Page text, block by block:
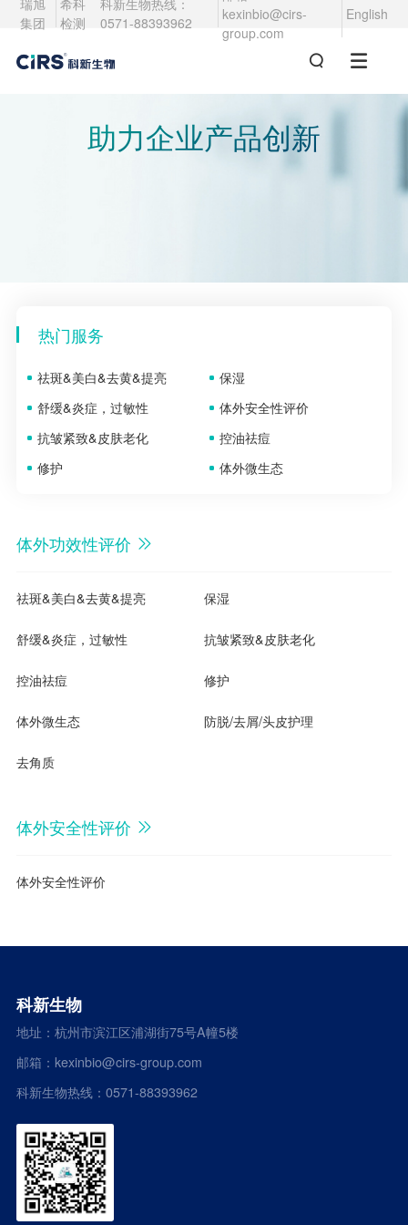
瑞旭
集团
希科
检测
科新生物热线：
0571-88393962
kexinbio@cirs-
group.com
English
助力企业产品创新
热门服务
祛斑&美白&去黄&提亮
保湿
舒缓&炎症，过敏性
体外安全性评价
抗皱紧致&皮肤老化
控油祛痘
修护
体外微生态
体外功效性评价
祛斑&美白&去黄&提亮 保湿
舒缓&炎症，过敏性 抗皱紧致&皮肤老化
控油祛痘 修护
体外微生态 防脱/去屑/头皮护理
去角质
体外安全性评价
体外安全性评价
科新生物
地址：杭州市滨江区浦湖街75号A幢5楼
邮箱：kexinbio@cirs-group.com
科新生物热线：0571-88393962